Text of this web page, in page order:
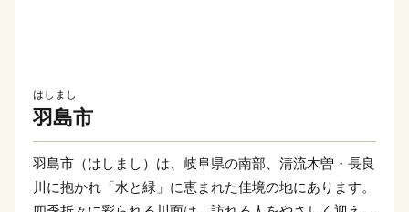
はしまし
羽島市
羽島市（はしまし）は、岐阜県の南部、清流木曽・長良
川に抱かれ「水と緑」に恵まれた佳境の地にあります。